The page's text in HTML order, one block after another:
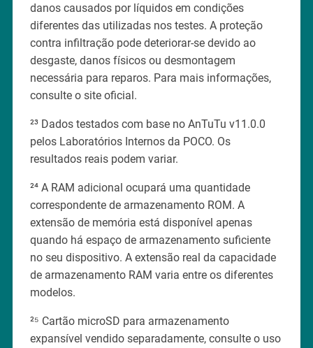
danos causados por líquidos em condições
diferentes das utilizadas nos testes. A proteção
contra infiltração pode deteriorar-se devido ao
desgaste, danos físicos ou desmontagem
necessária para reparos. Para mais informações,
consulte o site oficial.
²³ Dados testados com base no AnTuTu v11.0.0
pelos Laboratórios Internos da POCO. Os
resultados reais podem variar.
²⁴ A RAM adicional ocupará uma quantidade
correspondente de armazenamento ROM. A
extensão de memória está disponível apenas
quando há espaço de armazenamento suficiente
no seu dispositivo. A extensão real da capacidade
de armazenamento RAM varia entre os diferentes
modelos.
²⁵ Cartão microSD para armazenamento
expansível vendido separadamente, consulte o uso